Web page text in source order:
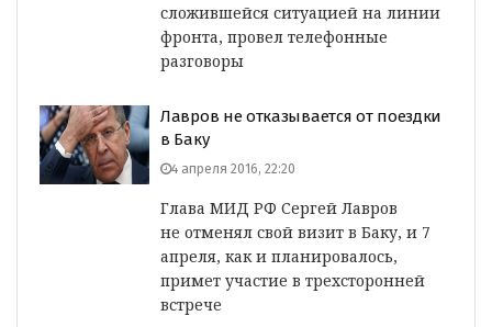
сложившейся ситуацией на линии
фронта, провел телефонные
разговоры
Лавров не отказывается от поездки
в Баку
4 апреля 2016, 22:20
Глава МИД РФ Сергей Лавров
не отменял свой визит в Баку, и 7
апреля, как и планировалось,
примет участие в трехсторонней
встрече